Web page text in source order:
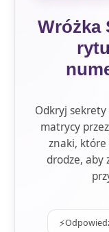
Wróżka
Odkryj
matrycy
znaki, które
drodze, aby
⚡